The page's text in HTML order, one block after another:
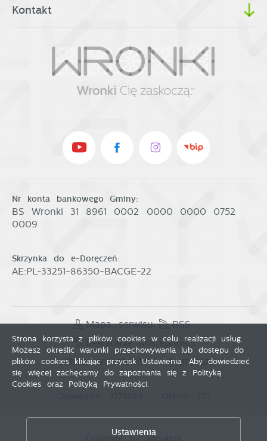
Kontakt
Nr konta bankowego Gminy:
BS Wronki 31 8961 0002 0000 0000 0752
0009
Skrzynka do e-Doręczeń:
AE:PL-33251-86350-BACGE-22
Mapa serwisu
RSS
Deklaracja dostępności
Polityka prywatności
Sygnalista
Strona korzysta z plików cookies w celu realizacji usług.
Możesz określić warunki przechowywania lub dostępu do
plików cookies klikając przycisk Ustawienia. Aby dowiedzieć
się więcej zachęcamy do zapoznania się z Polityką
Cookies oraz Polityką Prywatności.
Ustawienia